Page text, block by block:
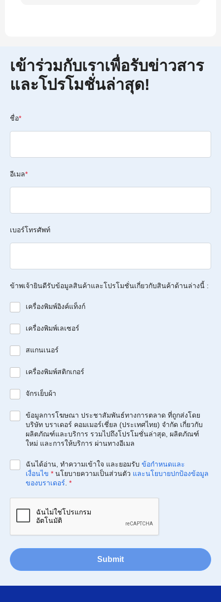
เข้าร่วมกับเราเพื่อรับข่าวสาร
และโปรโมชั่นล่าสุด!
ชื่อ*
อีเมล*
เบอร์โทรศัพท์
ข้าพเจ้ายินดีรับข้อมูลสินค้าและโปรโมชั่นเกี่ยวกับสินค้าด้านล่างนี้ :
เครื่องพิมพ์อิงค์แท็งก์
เครื่องพิมพ์เลเซอร์
สแกนเนอร์
เครื่องพิมพ์สติกเกอร์
จักรเย็บผ้า
ข้อมูลการโฆษณา ประชาสัมพันธ์ทางการตลาด ที่ถูกส่งโดย
บริษัท บราเดอร์ คอมเมอร์เชี่ยล (ประเทศไทย) จำกัด เกี่ยวกับ
ผลิตภัณฑ์และบริการ รวมไปถึงโปรโมชั่นล่าสุด, ผลิตภัณฑ์
ใหม่ และการให้บริการ ผ่านทางอีเมล
ฉันได้อ่าน, ทำความเข้าใจ และยอมรับ ข้อกำหนดและ
เงื่อนไข * นโยบายความเป็นส่วนตัว และนโยบายปกป้องข้อมูล
ของบราเดอร์ *
Submit